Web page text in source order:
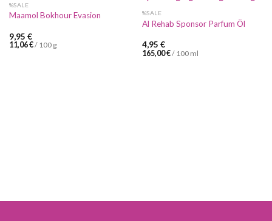
%SALE
Maamol Bokhour Evasion
9,95 €
11,06€/ 100 g
%SALE
Al Rehab Sponsor Parfum Öl
4,95 €
165,00€/ 100 ml